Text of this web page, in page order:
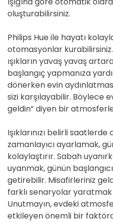
oluşturabilirsiniz.
Philips Hue ile hayatı
otomasyonlar
ışıkların yavaş yavaş
başlangıç yapmanıza
dönerken evin
sizi karşılayabilir. Böylece
geldin” diyen bir
Işıklarınızı belirli
zamanlayıcı ayarlamak,
kolaylaştırır. Sabah
uyanmak, günün
getirebilir. Misafirleriniz
farklı senaryolar
Unutmayın, evdeki
etkileyen önemli bir